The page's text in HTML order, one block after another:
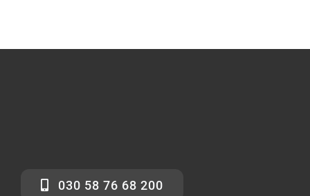
030 58 76 68 200